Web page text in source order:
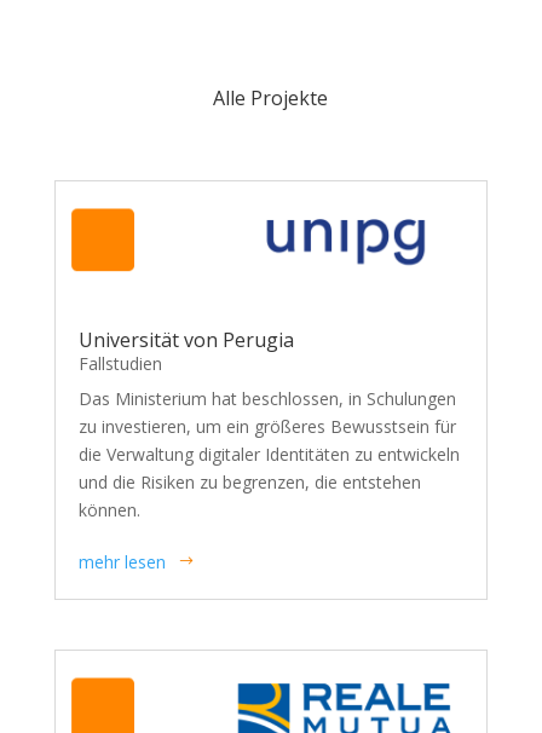
Alle Projekte
Universität von Perugia
Fallstudien
Das Ministerium hat beschlossen, in Schulungen
zu investieren, um ein größeres Bewusstsein für
die Verwaltung digitaler Identitäten zu entwickeln
und die Risiken zu begrenzen, die entstehen
können.
mehr lesen